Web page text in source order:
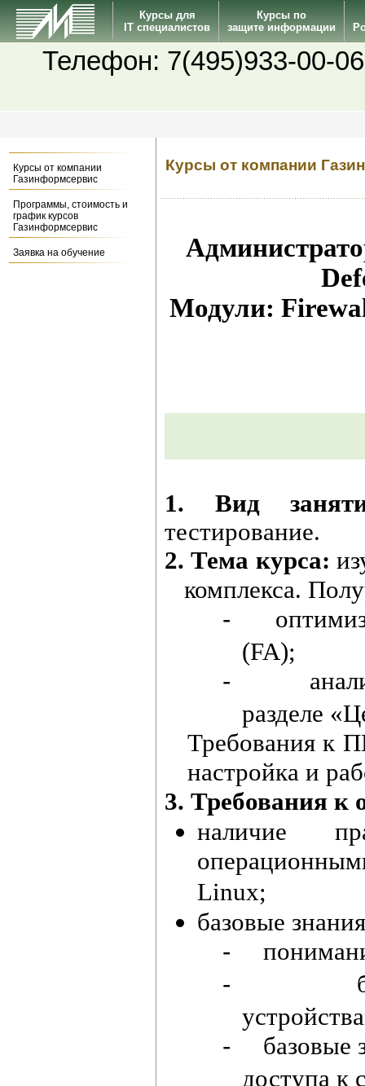
Курсы для
IT специалистов
Курсы по
защите информации
Телефон: 7(495)933-00-
Курсы от компании
Газинформсервис
Программы, стоимость и
график курсов
Газинформсервис
Заявка на обучение
Курсы от компании
Модули:
1. Вид
тестирование.
2. Тема курса:
комплекса.
‐
(FA);
‐
разделе
Требования к
настройка и
3. Требования
наличие
Linux;
базовые
‐
‐
‐
базовые
доступа к